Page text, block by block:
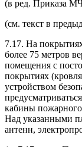
(в ред. Приказа
(см. текст в
7.17. На
более 75 метров
помещения с
покрытиях
устройством
кабины пожарного
Над указанными
антенн,